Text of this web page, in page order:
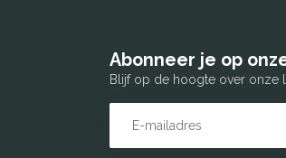
Abonneer je op
Blijf op de hoogte over onze